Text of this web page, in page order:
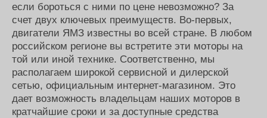
если бороться с ними по цене невозможно? За
счет двух ключевых преимуществ. Во-первых,
двигатели ЯМЗ известны во всей стране. В любом
российском регионе вы встретите эти моторы на
той или иной технике. Соответственно, мы
располагаем широкой сервисной и дилерской
сетью, официальным интернет-магазином. Это
дает возможность владельцам наших моторов в
кратчайшие сроки и за доступные средства